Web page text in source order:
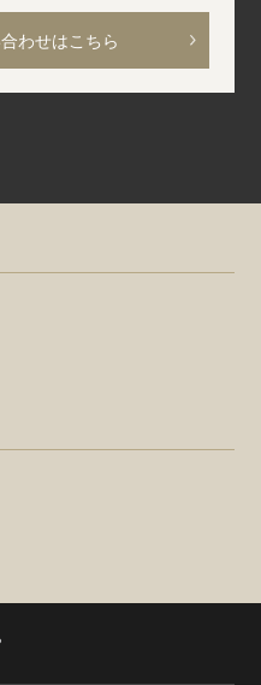
わせはこちら